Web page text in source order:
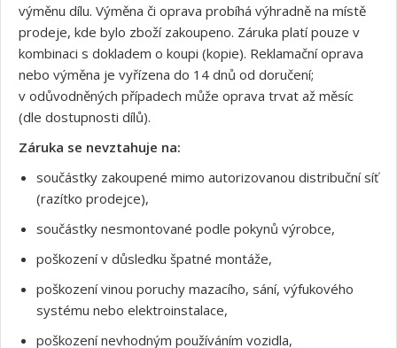
výměnu dílu. Výměna či oprava probíhá výhradně na místě
prodeje, kde bylo zboží zakoupeno. Záruka platí pouze v
kombinaci s dokladem o koupi (kopie). Reklamační oprava
nebo výměna je vyřízena do 14 dnů od doručení;
v odůvodněných případech může oprava trvat až měsíc
(dle dostupnosti dílů).
Záruka se nevztahuje na:
součástky zakoupené mimo autorizovanou distribuční síť
(razítko prodejce),
součástky nesmontované podle pokynů výrobce,
poškození v důsledku špatné montáže,
poškození vinou poruchy mazacího, sání, výfukového
systému nebo elektroinstalace,
poškození nevhodným používáním vozidla,